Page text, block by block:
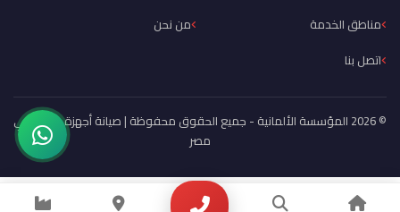
مناطق الخدمة
من نحن
اتصل بنا
© 2026 المؤسسة الألمانية - جميع الحقوق محفوظة | صيانة أجهزة منزلية في
مصر